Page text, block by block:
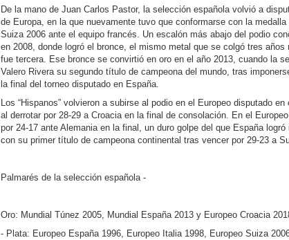
De la mano de Juan Carlos Pastor, la selección española volvió a
de Europa, en la que nuevamente tuvo que conformarse con la
Suiza 2006 ante el equipo francés. Un escalón más abajo del podio
en 2008, donde logró el bronce, el mismo metal que se colgó tres
fue tercera. Ese bronce se convirtió en oro en el año 2013, cuando la
Valero Rivera su segundo título de campeona del mundo, tras
la final del torneo disputado en España.
Los “Hispanos” volvieron a subirse al podio en el Europeo disputado
al derrotar por 28-29 a Croacia en la final de consolación. En el
por 24-17 ante Alemania en la final, un duro golpe del que España
con su primer título de campeona continental tras vencer por 29-23 a
Palmarés de la selección española -
Oro: Mundial Túnez 2005, Mundial España 2013 y Europeo Croacia
- Plata: Europeo España 1996, Europeo Italia 1998, Europeo Suiza